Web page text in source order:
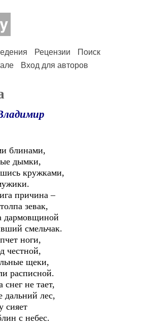
Рецензии
Поиск
Вход для авторов
блинами,
дымки,
кружками,
причина –
зевак,
дармовщиной
смельчак.
ноги,
честной,
щеки,
расписной.
не тает,
лес,
сияет
с небес.